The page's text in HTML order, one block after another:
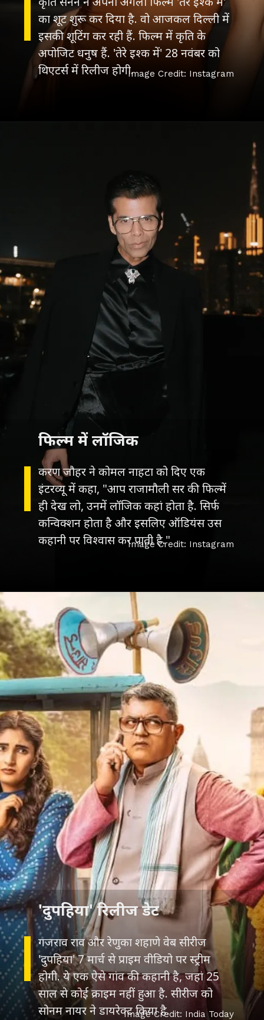
का शूट शुरू कर दिया है. वो आजकल दिल्ली में
इसकी शूटिंग कर रही हैं. फिल्म में कृति के
अपोजिट धनुष हैं. 'तेरे इश्क में' 28 नवंबर को
थिएटर्स में रिलीज होगी.Image Credit: Instagram
करण जौहर ने कोमल नाहटा को दिए एक
इंटरव्यू में कहा, "आप राजामौली सर की फिल्में
ही देख लो, उनमें लॉजिक कहां होता है. सिर्फ
कन्विक्शन होता है और इसलिए ऑडियंस उस
कहानी पर विश्वास कर पाती है."
फिल्म में लॉजिक
Image Credit: Instagram
गजराव राव और रेणुका शहाणे वेब सीरीज
'दुपहिया' 7 मार्च से प्राइम वीडियो पर स्ट्रीम
होगी. ये एक ऐसे गांव की कहानी है, जहां 25
साल से कोई क्राइम नहीं हुआ है. सीरीज को
सोनम नायर ने डायरेक्ट किया है.
'दुपहिया' रिलीज डेट
Image Credit: India Today